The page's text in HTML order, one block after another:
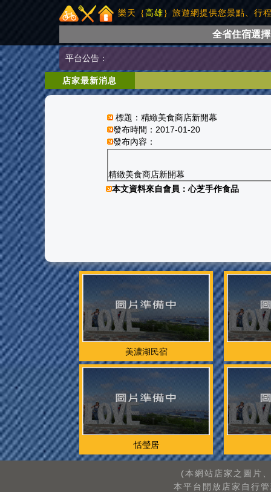
樂天｛高雄｝旅遊網提供您景點、行
全省住宿選
平台公告：
店家最新消息
標題：精緻美食商店新開幕
發布時間：2017-01-20
發布內容：
精緻美食商店新開幕
本文資料來自會員： 心芝手作食品
美濃湖民宿
恬瑩居
(本網站店家之圖片
本平台開放店家自行